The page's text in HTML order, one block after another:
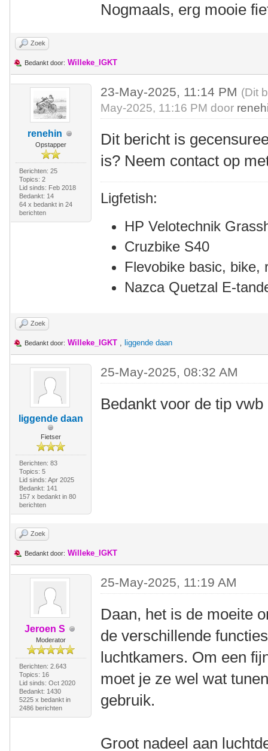
Nogmaals, erg mooie
Zoek
Bedankt door: Willeke_IGKT
renehin
Opstapper
Berichten: 25
Topics: 2
Lid sinds: Feb 2018
Bedankt: 14
64 x bedankt in 24
berichten
23-May-2025, 11:14 PM (Dit
May-2025, 11:16 PM door
Dit bericht is
is? Neem contact op
Ligfetish:
HP Velotechnik
Cruzbike S40
Flevobike basic, bike,
Nazca Quetzal E-
Zoek
Bedankt door: Willeke_IGKT , liggende daan
liggende daan
Fietser
Berichten: 83
Topics: 5
Lid sinds: Apr 2025
Bedankt: 141
157 x bedankt in 80
berichten
25-May-2025, 08:32 AM
Bedankt voor de tip
Zoek
Bedankt door: Willeke_IGKT
Jeroen S
Moderator
Berichten: 2.643
Topics: 16
Lid sinds: Oct 2020
Bedankt: 1430
5225 x bedankt in
2486 berichten
25-May-2025, 11:19 AM
Daan, het is de moeite
de verschillende
luchtkamers. Om een
moet je ze wel wat
gebruik.
Groot nadeel aan